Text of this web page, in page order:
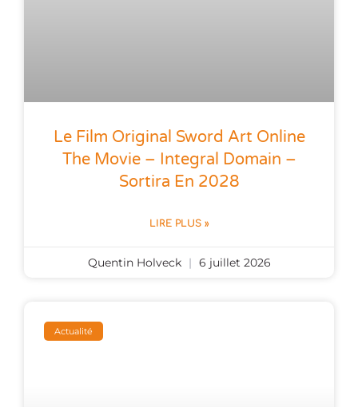
Le Film Original Sword Art Online
The Movie – Integral Domain –
Sortira En 2028
LIRE PLUS »
Quentin Holveck 6 juillet 2026
Actualité